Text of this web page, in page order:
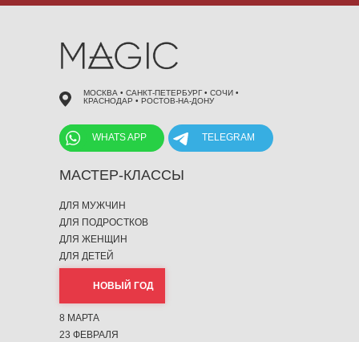
TELEGRAM
МАСТЕР-КЛАССЫ
WHATS APP
МОСКВА • САНКТ-ПЕТЕРБУРГ • СОЧИ •
КРАСНОДАР • РОСТОВ-НА-ДОНУ
ДЛЯ МУЖЧИН
ДЛЯ ПОДРОСТКОВ
ДЛЯ ЖЕНЩИН
ДЛЯ ДЕТЕЙ
НОВЫЙ ГОД
8 МАРТА
23 ФЕВРАЛЯ